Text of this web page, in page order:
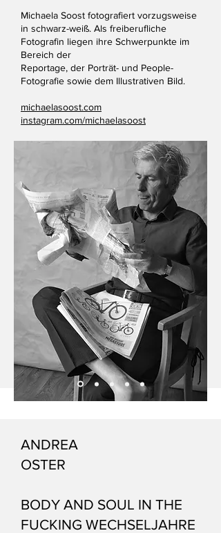
Michaela Soost fotografiert vorzugsweise
in schwarz-weiß. Als freiberufliche
Fotografin liegen ihre Schwerpunkte im
Bereich der
Reportage, der Porträt- und People-
Fotografie sowie dem Illustrativen Bild.
michaelasoost.com
instagram.com/michaelasoost
ANDREA
OSTER
BODY AND SOUL IN THE
FUCKING WECHSELJAHRE